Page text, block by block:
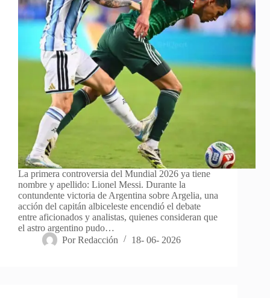
La primera controversia del Mundial 2026 ya tiene
nombre y apellido: Lionel Messi. Durante la
contundente victoria de Argentina sobre Argelia, una
acción del capitán albiceleste encendió el debate
entre aficionados y analistas, quienes consideran que
el astro argentino pudo…
Por Redacción 18- 06- 2026